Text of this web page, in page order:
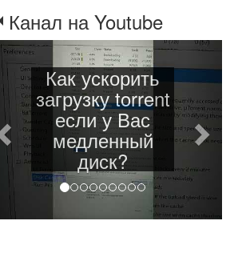
Канал на Youtube
Как ускорить
загрузку torrent
если у Вас
медленный
диск?
Назад